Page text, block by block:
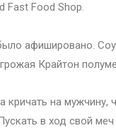
Fast Food Shop.
афишировано.
Крайтон
кричать на мужчину,
в ход свой меч